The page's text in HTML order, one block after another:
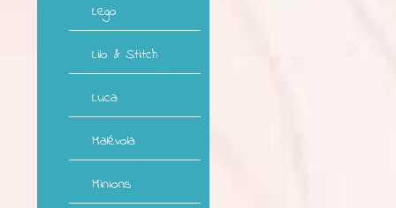
Lego
Lilo & Stitch
Luca
Malévola
Minions